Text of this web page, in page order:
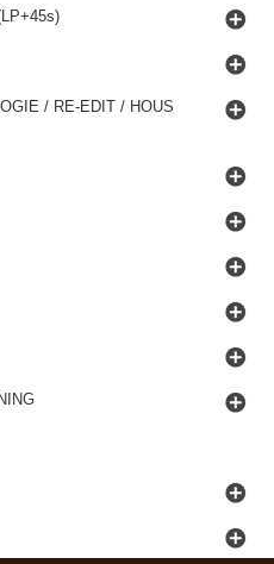
/ RE-EDIT / HOUS